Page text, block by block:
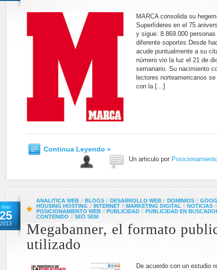
MARCA consolida su
Superlíderes en el 75
y sigue: 8.869.000
diferente soportes Desde
acude puntualmente a su
número vio la luz el 21 de
semanario. Su nacimiento
lectores norteamericanos
con la […]
Continua Leyendo »
Un articulo por
mar
25
2013
ANALITICA WEB // BLOGS // DESARROLLO WEB // DOMINIOS //
HOUSING HOSTING // INTERNET // MARKETING DIGITAL // NOTICIAS
POSICIONAMIENTO WEB // PUBLICIDAD // PUBLICIDAD EN
CONTENIDO // SEO SEM
Megabanner, el formato
utilizado
De acuerdo con un estudio